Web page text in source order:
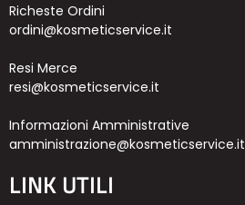
Richeste Ordini
ordini@kosmeticservice.it
Resi Merce
resi@kosmeticservice.it
Informazioni Amministrative
amministrazione@kosmeticservice.it
LINK UTILI